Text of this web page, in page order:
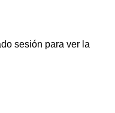
sesión para ver la